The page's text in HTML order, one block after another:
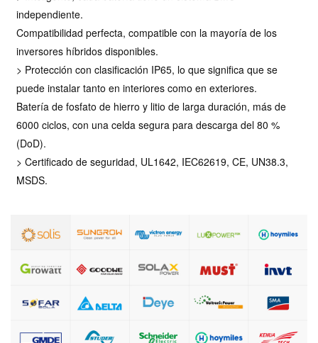
independiente.
Compatibilidad perfecta, compatible con la mayoría de los
inversores híbridos disponibles.
> Protección con clasificación IP65, lo que significa que se
puede instalar tanto en interiores como en exteriores.
Batería de fosfato de hierro y litio de larga duración, más de
6000 ciclos, con una celda segura para descarga del 80 %
(DoD).
> Certificado de seguridad, UL1642, IEC62619, CE, UN38.3,
MSDS.